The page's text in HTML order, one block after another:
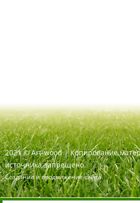
2021 ©Art-wood |Копирование
источника запрещено.
Создание и продвижение сайта